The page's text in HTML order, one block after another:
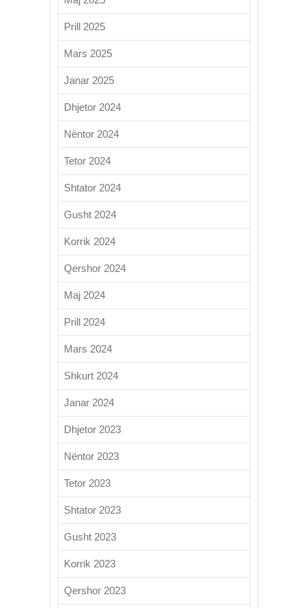
Prill 2025
Mars 2025
Janar 2025
Dhjetor 2024
Nëntor 2024
Tetor 2024
Shtator 2024
Gusht 2024
Korrik 2024
Qershor 2024
Maj 2024
Prill 2024
Mars 2024
Shkurt 2024
Janar 2024
Dhjetor 2023
Nëntor 2023
Tetor 2023
Shtator 2023
Gusht 2023
Korrik 2023
Qershor 2023